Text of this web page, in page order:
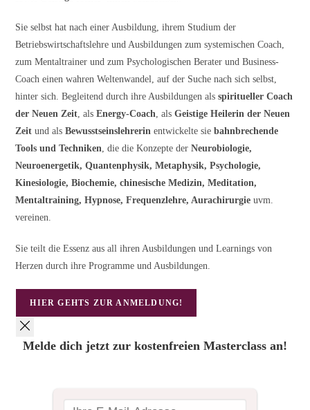
Sie selbst hat nach einer Ausbildung, ihrem Studium der
Betriebswirtschaftslehre und Ausbildungen zum systemischen Coach,
zum Mentaltrainer und zum Psychologischen Berater und Business-
Coach einen wahren Weltenwandel, auf der Suche nach sich selbst,
hinter sich. Begleitend durch ihre Ausbildungen alsspiritueller Coach
der Neuen Zeit, alsEnergy-Coach, alsGeistige Heilerin der Neuen
Zeitund als Bewusstseinslehrerin entwickelte siebahnbrechende
Tools und Techniken, die die Konzepte derNeurobiologie,
Neuroenergetik, Quantenphysik, Metaphysik, Psychologie,
Kinesiologie, Biochemie, chinesische Medizin, Meditation,
Mentaltraining, Hypnose, Frequenzlehre, Aurachirurgie uvm.
vereinen.
Sie teilt die Essenz aus all ihren Ausbildungen und Learnings von
Herzen durch ihre Programme und Ausbildungen.
HIER GEHTS ZUR ANMELDUNG!
Melde dich jetzt zur kostenfreien Masterclass an!